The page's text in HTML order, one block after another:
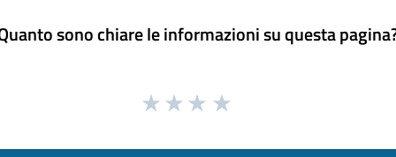
sono chiare le informazioni su questa